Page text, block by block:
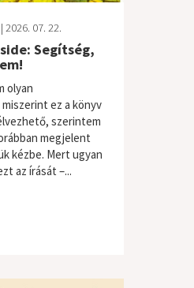
| 2026. 07. 22.
Segítség,
olyan
ez a könyv
szerintem
megjelent
kézbe. Mert ugyan
az írását –...